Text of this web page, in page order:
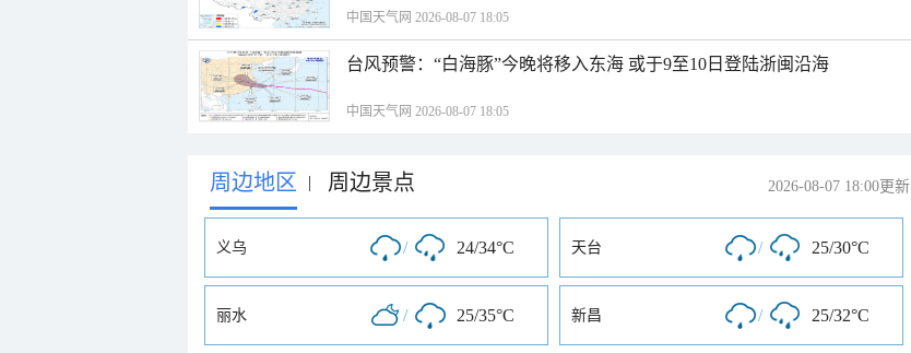
中国天气网 2026-08-07 18:05
台风预警：“白海豚”今晚将移入东海 或于9至10日登陆浙闽沿海
中国天气网 2026-08-07 18:05
周边地区 | 周边景点 2026-08-07 18:00更新
义乌 / 24/34°C 天台 / 25/30°C
丽水 / 25/35°C 新昌 / 25/32°C